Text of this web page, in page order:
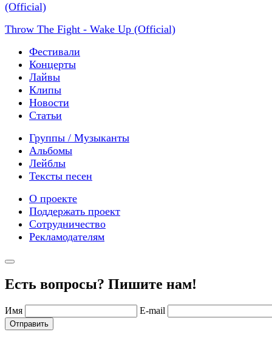
Throw The Fight - Wake Up (Official)
Фестивали
Концерты
Лайвы
Клипы
Новости
Статьи
Группы / Музыканты
Альбомы
Лейблы
Тексты песен
О проекте
Поддержать проект
Сотрудничество
Рекламодателям
Есть вопросы? Пишите нам!
Имя E-mail